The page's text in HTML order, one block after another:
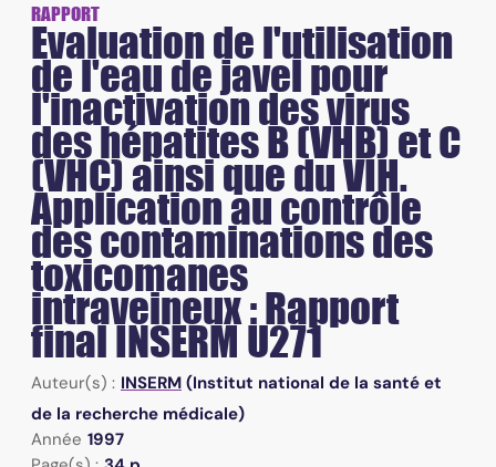
RAPPORT
Evaluation de l'utilisation
de l'eau de javel pour
l'inactivation des virus
des hépatites B (VHB) et C
(VHC) ainsi que du VIH.
Application au contrôle
des contaminations des
toxicomanes
intraveineux : Rapport
final INSERM U271
Auteur(s) : INSERM (Institut national de la santé et
de la recherche médicale)
Année 1997